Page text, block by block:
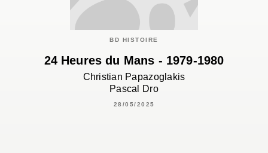
BD HISTOIRE
24 Heures du Mans - 1979-1980
Christian Papazoglakis
Pascal Dro
28/05/2025